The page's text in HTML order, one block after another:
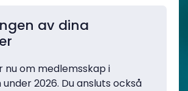
av dina
nu om medlemsskap i
2026. Du ansluts också